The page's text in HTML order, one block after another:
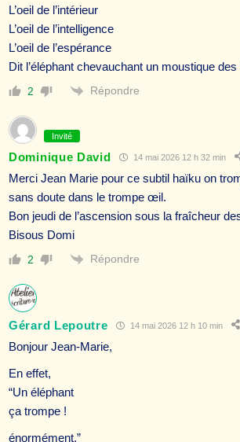
L’oeil de l’intérieur
L’oeil de l’intelligence
L’oeil de l’espérance
Dit l’éléphant chevauchant un moustique
2 Répondre
Invité
Dominique David 14 mai 2026 12 h 32 min
Merci Jean Marie pour ce subtil haïku on
sans doute dans le trompe œil.
Bon jeudi de l’ascension sous la fraîcheur
Bisous Domi
2 Répondre
Gérard Lepoutre 14 mai 2026 12 h 10 min
Bonjour Jean-Marie,
En effet,
“Un éléphant
ça trompe !
énormément.”